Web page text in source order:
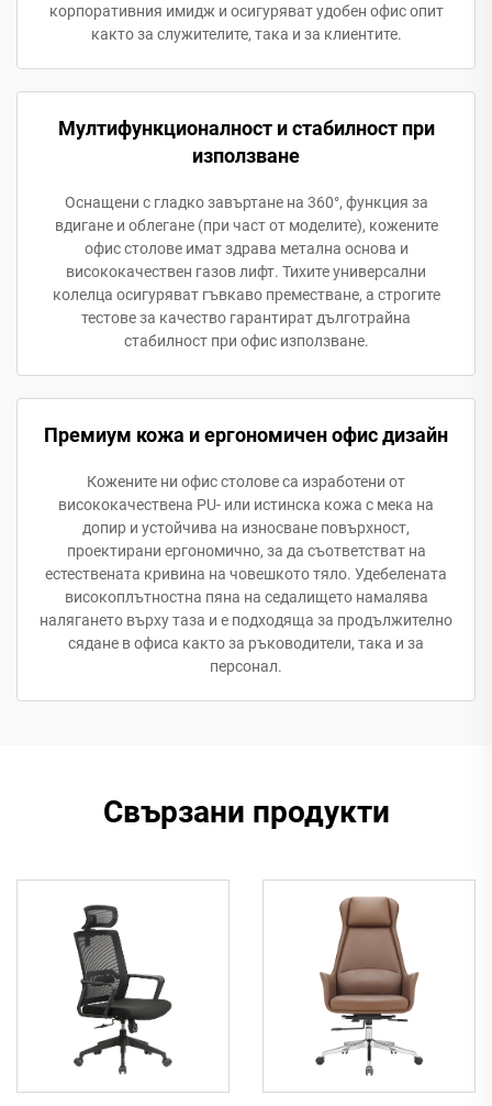
корпоративния имидж и осигуряват удобен офис опит
както за служителите, така и за клиентите.
Мултифункционалност и стабилност при
използване
Оснащени с гладко завъртане на 360°, функция за
вдигане и облегане (при част от моделите), кожените
офис столове имат здрава метална основа и
висококачествен газов лифт. Тихите универсални
колелца осигуряват гъвкаво преместване, а строгите
тестове за качество гарантират дълготрайна
стабилност при офис използване.
Премиум кожа и ергономичен офис дизайн
Кожените ни офис столове са изработени от
висококачествена PU- или истинска кожа с мека на
допир и устойчива на износване повърхност,
проектирани ергономично, за да съответстват на
естествената кривина на човешкото тяло. Удебелената
високоплътностна пяна на седалището намалява
налягането върху таза и е подходяща за продължително
сядане в офиса както за ръководители, така и за
персонал.
Свързани продукти